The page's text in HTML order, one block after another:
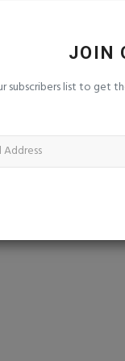
JOIN
subscribers list to get
હિપની
ડાન્સ શૂટિંગ